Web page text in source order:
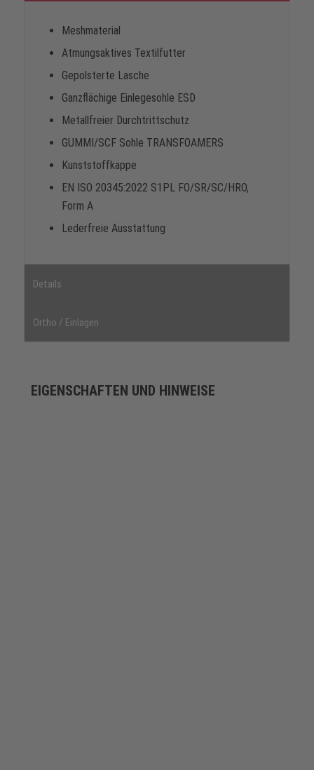
Meshmaterial
Atmungsaktives Textilfutter
Gepolsterte Lasche
Ganzflächige Einlegesohle ESD
Metallfreier Durchtrittschutz
GUMMI/SCF Sohle TRANSFOAMERS
Kunststoffkappe
EN ISO 20345:2022 S1PL FO/SR/SC/HRO,
Form A
Lederfreie Ausstattung
Details
Ortho / Einlagen
EIGENSCHAFTEN UND HINWEISE